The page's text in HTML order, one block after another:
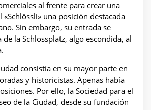
al frente para crear una
una posición destacada
Sin embargo, su entrada se
la Schlossplatz, algo escondida, al
consistía en su mayor parte en
y historicistas. Apenas había
Por ello, la Sociedad para el
de la Ciudad, desde su fundación